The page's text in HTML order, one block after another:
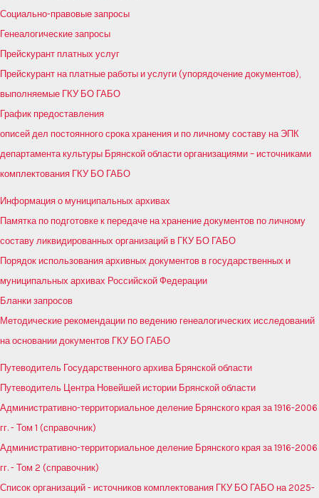
Социально-правовые запросы
Генеалогические запросы
Прейскурант платных услуг
Прейскурант на платные работы и услуги (упорядочение документов),
выполняемые ГКУ БО ГАБО
График предоставления
описей дел постоянного срока хранения и по личному составу на ЭПК
департамента культуры Брянской области организациями – источниками
комплектования ГКУ БО ГАБО
Информация о муниципальных архивах
Памятка по подготовке к передаче на хранение документов по личному
составу ликвидированных организаций в ГКУ БО ГАБО
Порядок использования архивных документов в государственных и
муниципальных архивах Российской Федерации
Бланки запросов
Методические рекомендации по ведению генеалогических исследований
на основании документов ГКУ БО ГАБО
Путеводитель Государственного архива Брянской области
Путеводитель Центра Новейшей истории Брянской области
Административно-территориальное деление Брянского края за 1916-2006
гг. - Том 1 (справочник)
Административно-территориальное деление Брянского края за 1916-2006
гг. - Том 2 (справочник)
Список организаций - источников комплектования ГКУ БО ГАБО на 2025-